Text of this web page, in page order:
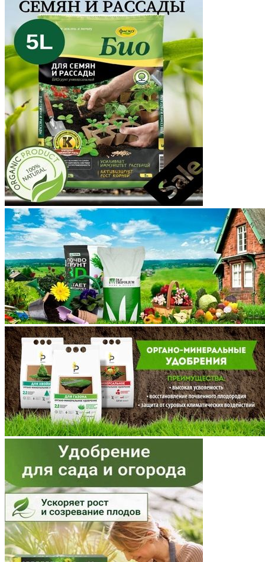
Кемеровская область
Кировская область
Коми
Корякский округ
Костромская область
Краснодарский край
Красноярский край
Крым
Курганская область
Курская область
Ленинградская область
Липецкая область
Магаданская область
Марий Эл
Мордовия
Московская область
Мурманская область
Ненецкий АО
Нижегородская область
Новгородская область
Новосибирская область
Омская область
Оренбургская область
Орловская область